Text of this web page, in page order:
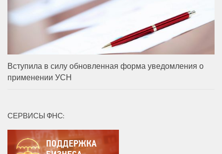
Вступила в силу обновленная форма уведомления о
применении УСН
СЕРВИСЫ ФНС: